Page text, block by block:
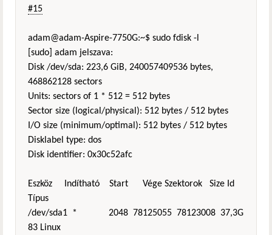
#15
adam@adam-Aspire-7750G:~$ sudo fdisk -l
[sudo] adam jelszava:
Disk /dev/sda: 223,6 GiB, 240057409536 bytes,
468862128 sectors
Units: sectors of 1 * 512 = 512 bytes
Sector size (logical/physical): 512 bytes / 512 bytes
I/O size (minimum/optimal): 512 bytes / 512 bytes
Disklabel type: dos
Disk identifier: 0x30c52afc
Eszköz Indítható Start Vége Szektorok Size Id
Típus
/dev/sda1 * 2048 78125055 78123008 37,3G
83 Linux